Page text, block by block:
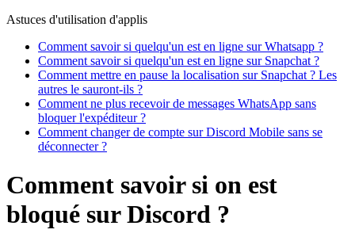
Astuces d'utilisation d'applis
Comment savoir si quelqu'un est en ligne sur Whatsapp ?
Comment savoir si quelqu'un est en ligne sur Snapchat ?
Comment mettre en pause la localisation sur Snapchat ? Les
autres le sauront-ils ?
Comment ne plus recevoir de messages WhatsApp sans
bloquer l'expéditeur ?
Comment changer de compte sur Discord Mobile sans se
déconnecter ?
Comment savoir si on est
bloqué sur Discord ?